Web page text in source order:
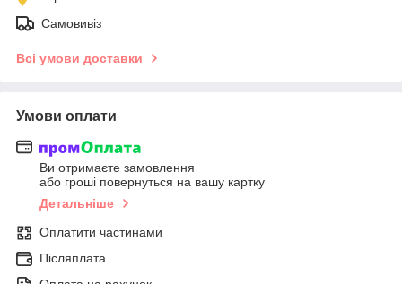
Самовивіз
Всі умови доставки
Умови оплати
Ви отримаєте замовлення
або гроші повернуться на вашу картку
Детальніше
Оплатити частинами
Післяплата